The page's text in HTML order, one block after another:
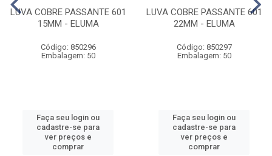
LUVA COBRE PASSANTE 601
15MM - ELUMA
Código: 850296
Embalagem: 50
Faça seu login ou
cadastre-se para
ver preços e
comprar
LUVA COBRE PASSANTE 601
22MM - ELUMA
Código: 850297
Embalagem: 50
Faça seu login ou
cadastre-se para
ver preços e
comprar